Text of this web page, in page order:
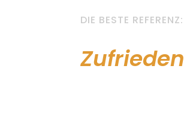
DIE BESTE REFERENZ: